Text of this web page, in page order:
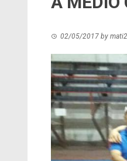
02/05/2017 by